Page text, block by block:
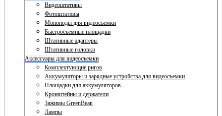
Видеоштативы
Фотоштативы
Моноподы для видеосъемки
Быстросъемные площадки
Штативные адаптеры
Штативные головки
Аксессуары для видеосъемки
Комплектующие ригов
Аккумуляторы и зарядные устройства для видеосъемки
Площадки для аккумуляторов
Кронштейны и держатели
Зажимы GreenBean
Лампы